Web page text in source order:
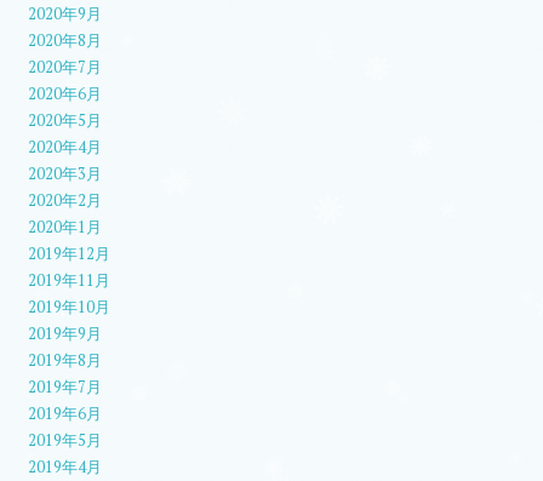
2020年9月
2020年8月
2020年7月
2020年6月
2020年5月
2020年4月
2020年3月
2020年2月
2020年1月
2019年12月
2019年11月
2019年10月
2019年9月
2019年8月
2019年7月
2019年6月
2019年5月
2019年4月